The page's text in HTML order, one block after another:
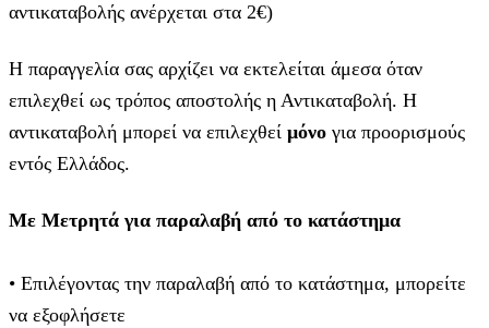
αντικαταβολής ανέρχεται στα 2€)
Η παραγγελία σας αρχίζει να εκτελείται άμεσα όταν
επιλεχθεί ως τρόπος αποστολής η Αντικαταβολή. Η
αντικαταβολή μπορεί να επιλεχθεί μόνο για προορισμούς
εντός Ελλάδος.
Με Μετρητά για παραλαβή από το κατάστημα
• Επιλέγοντας την παραλαβή από το κατάστημα, μπορείτε
να εξοφλήσετε